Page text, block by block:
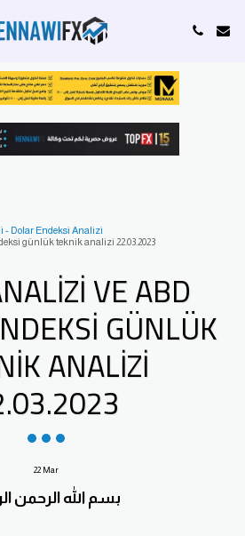
- Dolar Endeksi Analizi
günlük teknik analizi 22.03.2023
VE ABD
GÜNLÜK
ANALIZI
22 Mar
بسم الله الرحمن